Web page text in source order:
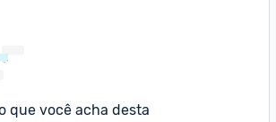
que você acha desta